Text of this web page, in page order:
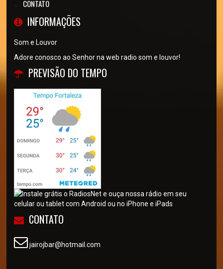
CONTATO
INFORMAÇÕES
Som e Louvor
Adore conosco ao Senhor na web radio som e louvor!
PREVISÃO DO TEMPO
CONTATO
jairojbar@hotmail.com